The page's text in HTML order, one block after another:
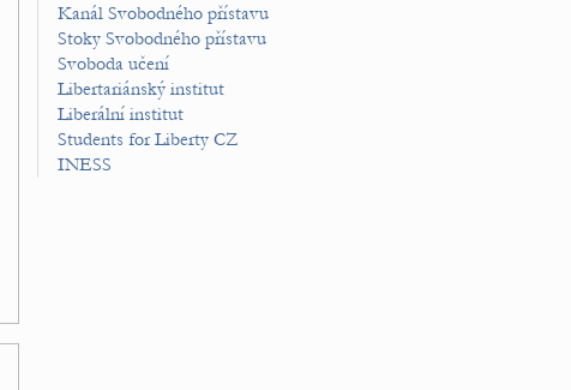
Kanál Svobodného přístavu
Stoky Svobodného přístavu
Svoboda učení
Libertariánský institut
Liberální institut
Students for Liberty CZ
INESS